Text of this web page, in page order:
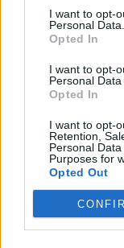
I want to opt-
Personal Data.
Opted In
I want to opt-
Personal Data
Opted In
I want to opt-
Retention,
Personal
Purposes for
Opted Out
Volvo 245
Senaste
VTi
Senaste
Senaste
Manta b
delar
Senaste